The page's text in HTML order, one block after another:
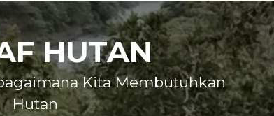
HUTAN
Kita Membutuhkan
Hutan